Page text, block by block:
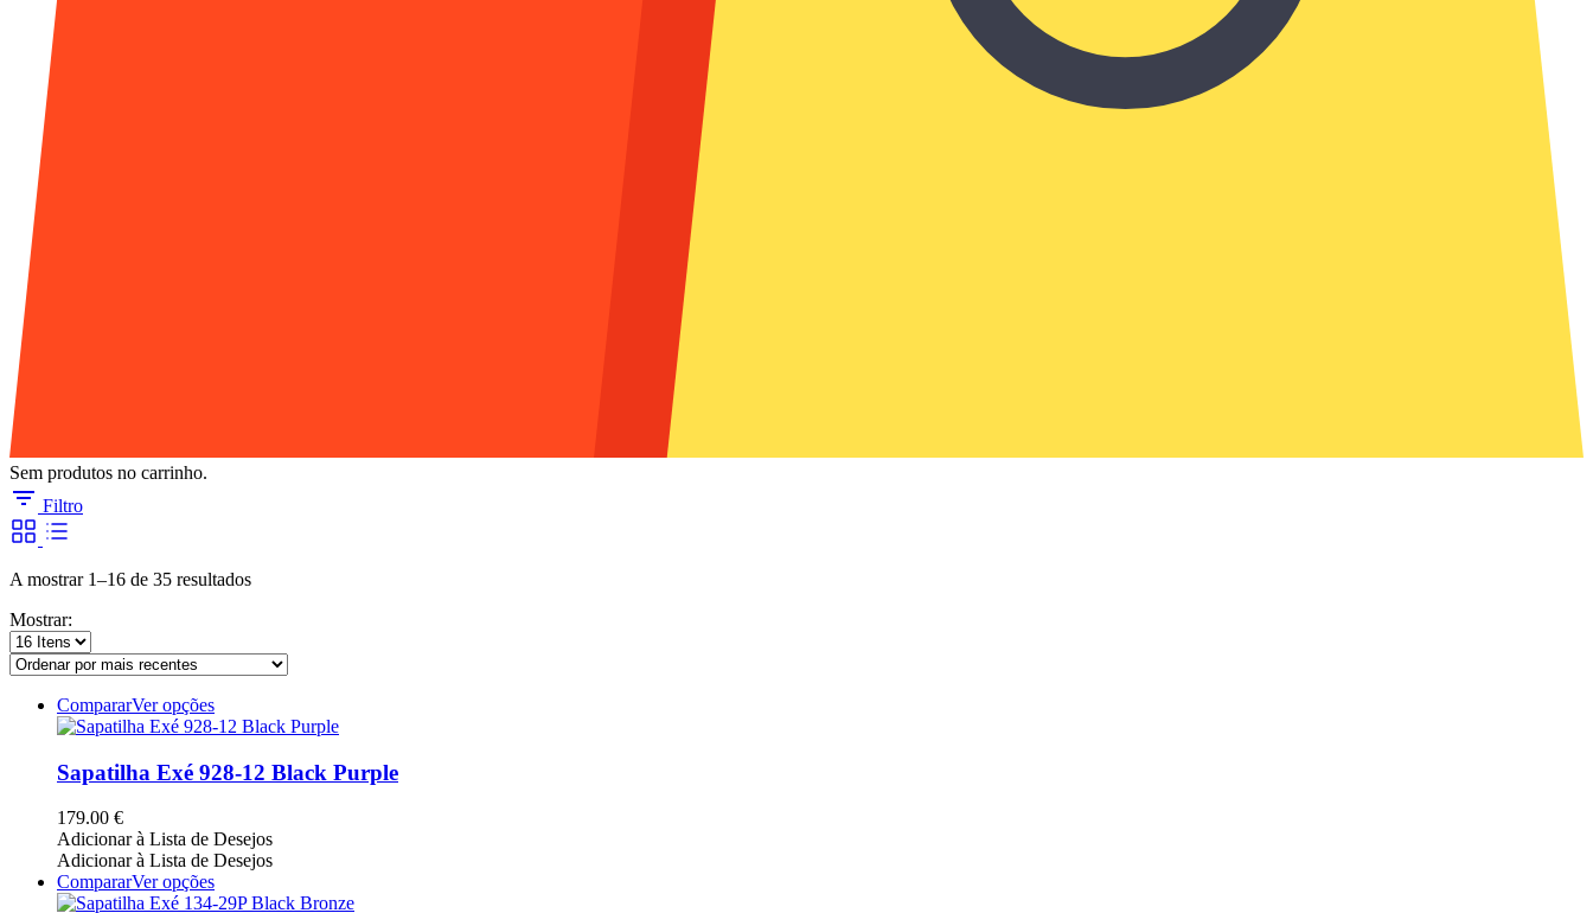
Sem produtos no carrinho.
Filtro
A mostrar 1–16 de 35 resultadosOrdenado
Mostrar:
CompararVer opçõesThis
product
multiple
variants.
options
may
be
chosen
Sapatilha Exé 928-12 Black Purple
179.00 €
Adicionar à Lista de Desejos
Adicionar à Lista de Desejos
CompararVer opçõesThis
product